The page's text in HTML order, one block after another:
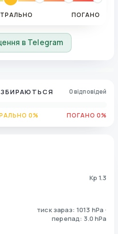
ПОГАНО
в Telegram
ЗБИРАЮТЬСЯ 0 відповідей
0% ПОГАНО 0%
Kp 1.3
тиск зараз: 1013 hPa ·
перепад: 3.0 hPa